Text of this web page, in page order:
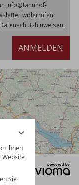
ihnen
Website
Sie
info@tannhof-
widerrufen.
Datenschutzhinweisen.
ANMELDEN